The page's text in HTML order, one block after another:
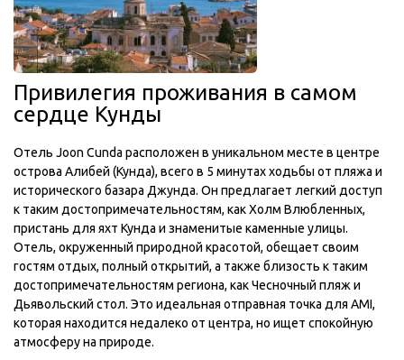
Привилегия проживания в самом
сердце Кунды
Отель Joon Cunda расположен в уникальном месте в центре
острова Алибей (Кунда), всего в 5 минутах ходьбы от пляжа и
исторического базара Джунда. Он предлагает легкий доступ
к таким достопримечательностям, как Холм Влюбленных,
пристань для яхт Кунда и знаменитые каменные улицы.
Отель, окруженный природной красотой, обещает своим
гостям отдых, полный открытий, а также близость к таким
достопримечательностям региона, как Чесночный пляж и
Дьявольский стол. Это идеальная отправная точка для AMI,
которая находится недалеко от центра, но ищет спокойную
атмосферу на природе.